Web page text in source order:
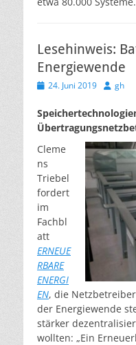
Lesehinweis:
Energiewende
Veröffentlicht
24. Juni 2019 Autor
gh
Cleme
ns
Triebel
fordert
im
Fachbl
att
ERNEUE
RBARE
ENERGI
EN, die
der Energiewende
stärker
wollten: „Ein